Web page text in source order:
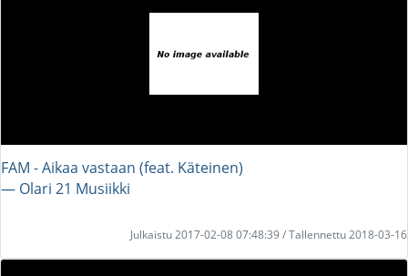
FAM - Aikaa vastaan (feat. Käteinen)
― Olari 21 Musiikki
Julkaistu 2017-02-08 07:48:39 / Tallennettu 2018-03-16